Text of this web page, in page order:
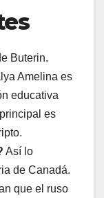
Buterin.
Amelina es
educativa
es
Así lo
de Canadá.
que el ruso